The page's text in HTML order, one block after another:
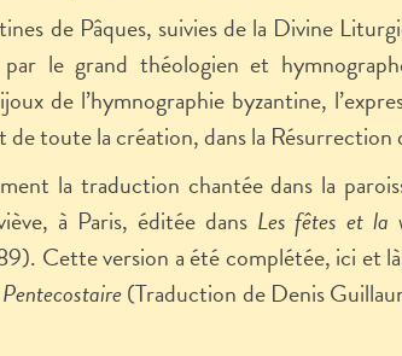
de Pâques, suivies de la Divine
le grand théologien et
de l’hymnographie byzantine,
toute la création, dans la
la traduction chantée dans la
à Paris, éditée dans Les fêtes et la
Cette version a été complétée, ici et
Pentecostaire(Traduction de Denis